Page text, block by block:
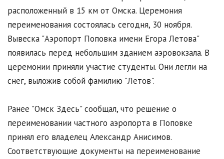
расположенный в 15 км от Омска. Церемония
переименования состоялась сегодня, 30 ноября.
Вывеска "Аэропорт Поповка имени Егора Летова"
появилась перед небольшим зданием аэровокзала. В
церемонии приняли участие студенты. Они легли на
снег, выложив собой фамилию "Летов".
Ранее "Омск Здесь" сообщал, что решение о
переименовании частного аэропорта в Поповке
принял его владелец Александр Анисимов.
Соответствующие документы на переименование